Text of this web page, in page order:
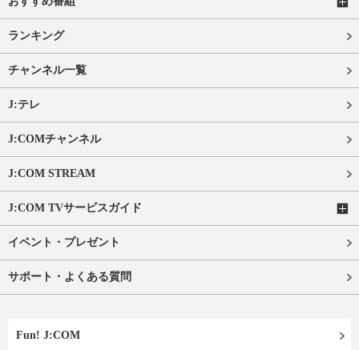
ランキング
チャンネル一覧
J:テレ
J:COMチャンネル
J:COM STREAM
J:COM TVサービスガイド
イベント・プレゼント
サポート・よくある質問
Fun! J:COM